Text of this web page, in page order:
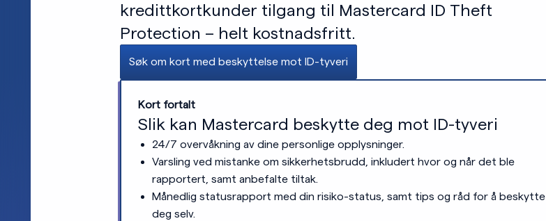
kredittkortkunder tilgang til Mastercard ID Theft
Protection – helt kostnadsfritt.
Søk om kort med beskyttelse mot ID-tyveri
Kort fortalt
Slik kan Mastercard beskytte deg mot ID-tyveri
24/7 overvåkning av dine personlige opplysninger.
Varsling ved mistanke om sikkerhetsbrudd, inkludert hvor og når det ble
rapportert, samt anbefalte tiltak.
Månedlig statusrapport med din risiko-status, samt tips og råd for å beskytte
deg selv.